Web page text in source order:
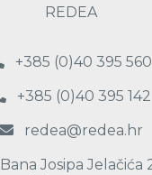
REDEA
+385 (0)40 395 560
+385 (0)40 395 142
redea@redea.hr
Bana Josipa Jelačića